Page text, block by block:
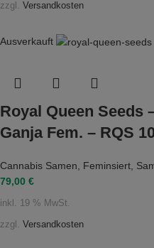
zzgl. Versandkosten
Ausverkauft
Royal Queen Seeds
Ganja Fem. – RQS
Cannabis Samen, Feminsiert,
79,00 €
inkl. 19 % MwSt.
zzgl. Versandkosten